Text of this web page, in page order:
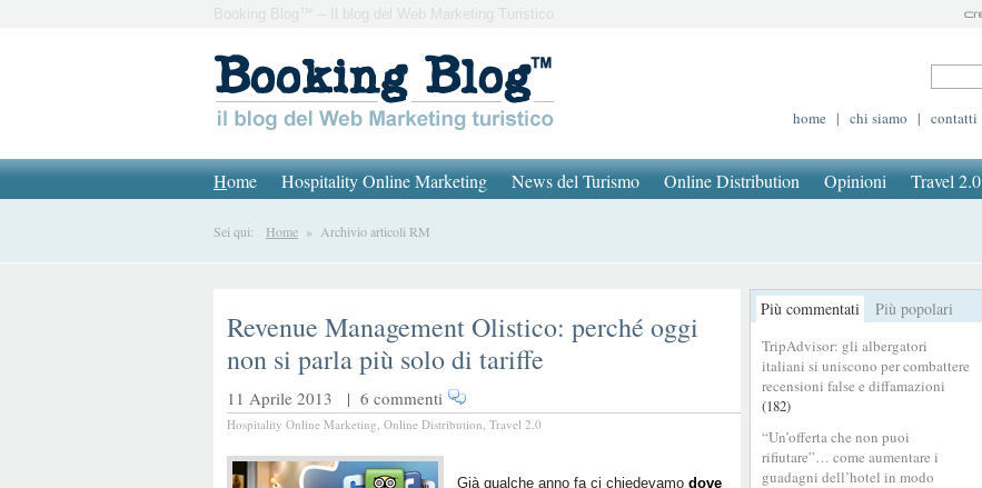
Booking Blog™ – Il blog del Web Marketing Turistico
home | chi siamo | contatti
Home Hospitality Online Marketing News del Turismo Online Distribution Opinioni Travel 2.0
Sei qui: Home » Archivio articoli RM
Più commentati Più popolari
TripAdvisor: gli albergatori
italiani si uniscono per combattere
recensioni false e diffamazioni
(182)
“Un’offerta che non puoi
rifiutare”… come aumentare i
guadagni dell’hotel in modo
Revenue Management Olistico: perché oggi
non si parla più solo di tariffe
11 Aprile 2013 | 6 commenti
Hospitality Online Marketing, Online Distribution, Travel 2.0
Già qualche anno fa ci chiedevamo dove